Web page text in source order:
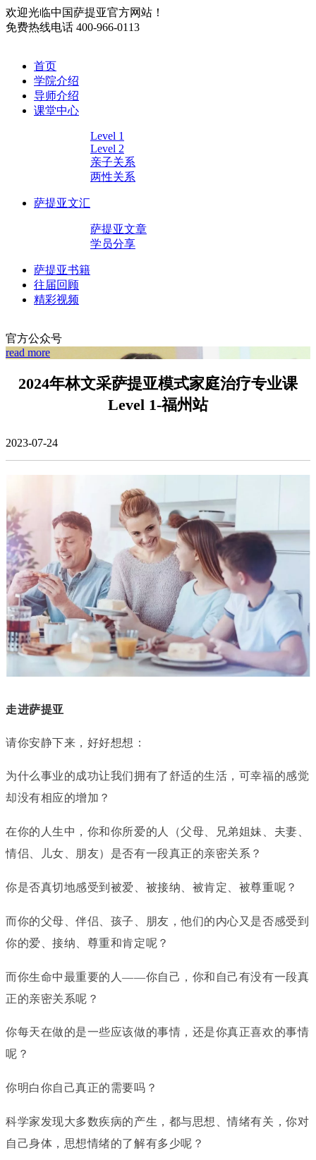
欢迎光临中国萨提亚官方网站！
免费热线电话 400-966-0113
首页
学院介绍
导师介绍
课堂中心
Level 1
Level 2
亲子关系
两性关系
萨提亚文汇
萨提亚文章
学员分享
萨提亚书籍
往届回顾
精彩视频
官方公众号
read more
2024年林文采萨提亚模式家庭治疗专业课
Level 1-福州站
2023-07-24
走进萨提亚
请你安静下来，好好想想：
为什么事业的成功让我们拥有了舒适的生活，可幸福的感觉
却没有相应的增加？
在你的人生中，你和你所爱的人（父母、兄弟姐妹、夫妻、
情侣、儿女、朋友）是否有一段真正的亲密关系？
你是否真切地感受到被爱、被接纳、被肯定、被尊重呢？
而你的父母、伴侣、孩子、朋友，他们的内心又是否感受到
你的爱、接纳、尊重和肯定呢？
而你生命中最重要的人——你自己，你和自己有没有一段真
正的亲密关系呢？
你每天在做的是一些应该做的事情，还是你真正喜欢的事情
呢？
你明白你自己真正的需要吗？
科学家发现大多数疾病的产生，都与思想、情绪有关，你对
自己身体，思想情绪的了解有多少呢？